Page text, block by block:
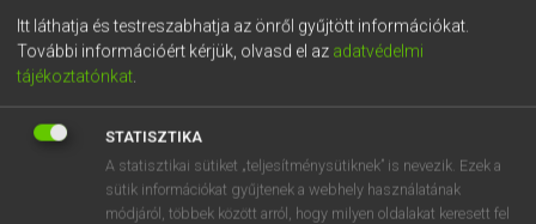
KERESÉS
Díjmentes angol szótár
fn sisakvirág
Itt láthatja és testreszabhatja az önről gyűjtött információkat.
További információért kérjük, olvasd el az adatvédelmi
tájékoztatónkat
STATISZTIKA
A statisztikai sütiket „teljesítménysütiknek” is nevezik. Ezek a
sütik információkat gyűjtenek a webhely használatának
módjáról, többek között arról, hogy milyen oldalakat keresett fel
GR
5 6 7 8 9 ö ü ó
r t z u i o p ő ú
k l ű
n m , . AltGr